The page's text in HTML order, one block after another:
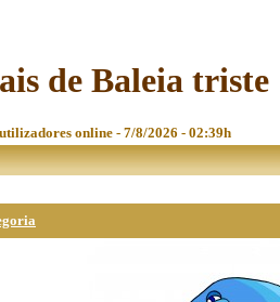
de Baleia triste
online - 7/8/2026 - 02:39h